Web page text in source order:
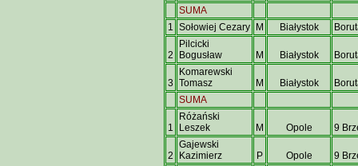
SUMA
1 Sołowiej Cezary M Białystok
2
Pilcicki
Bogusław
M Białystok
3
Komarewski
Tomasz
M Białystok
SUMA
1
Różański
Leszek
M Opole 9
2
Gajewski
Kazimierz
P Opole 9